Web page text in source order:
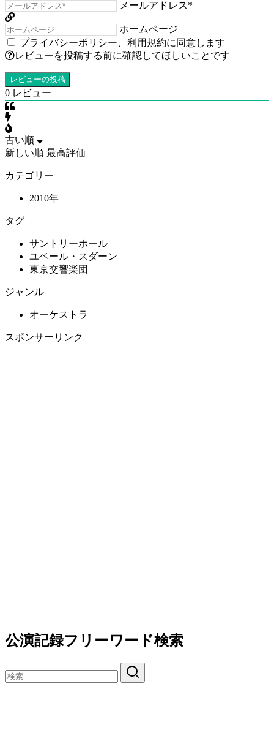
メールアドレス*
ホームページ
プライバシーポリシー
利用規約に同意します
レビューを投稿する前に確認してほしいことです
0 レビュー
古い順
新しい順 最高評価
カテゴリー
2010年
タグ
サントリーホール
ユベール・スダーン
東京交響楽団
ジャンル
オーケストラ
スポンサーリンク
公演記録フリーワード検索